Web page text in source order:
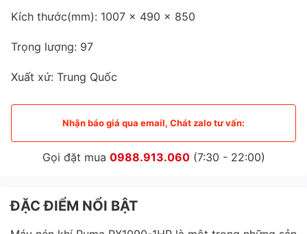
Kích thước(mm): 1007 x 490 x 850
Trọng lượng: 97
Xuất xứ: Trung Quốc
Nhận báo giá qua email, Chát zalo tư vấn:
Gọi đặt mua 0988.913.060(7:30 - 22:00)
ĐẶC ĐIỂM NỔI BẬT